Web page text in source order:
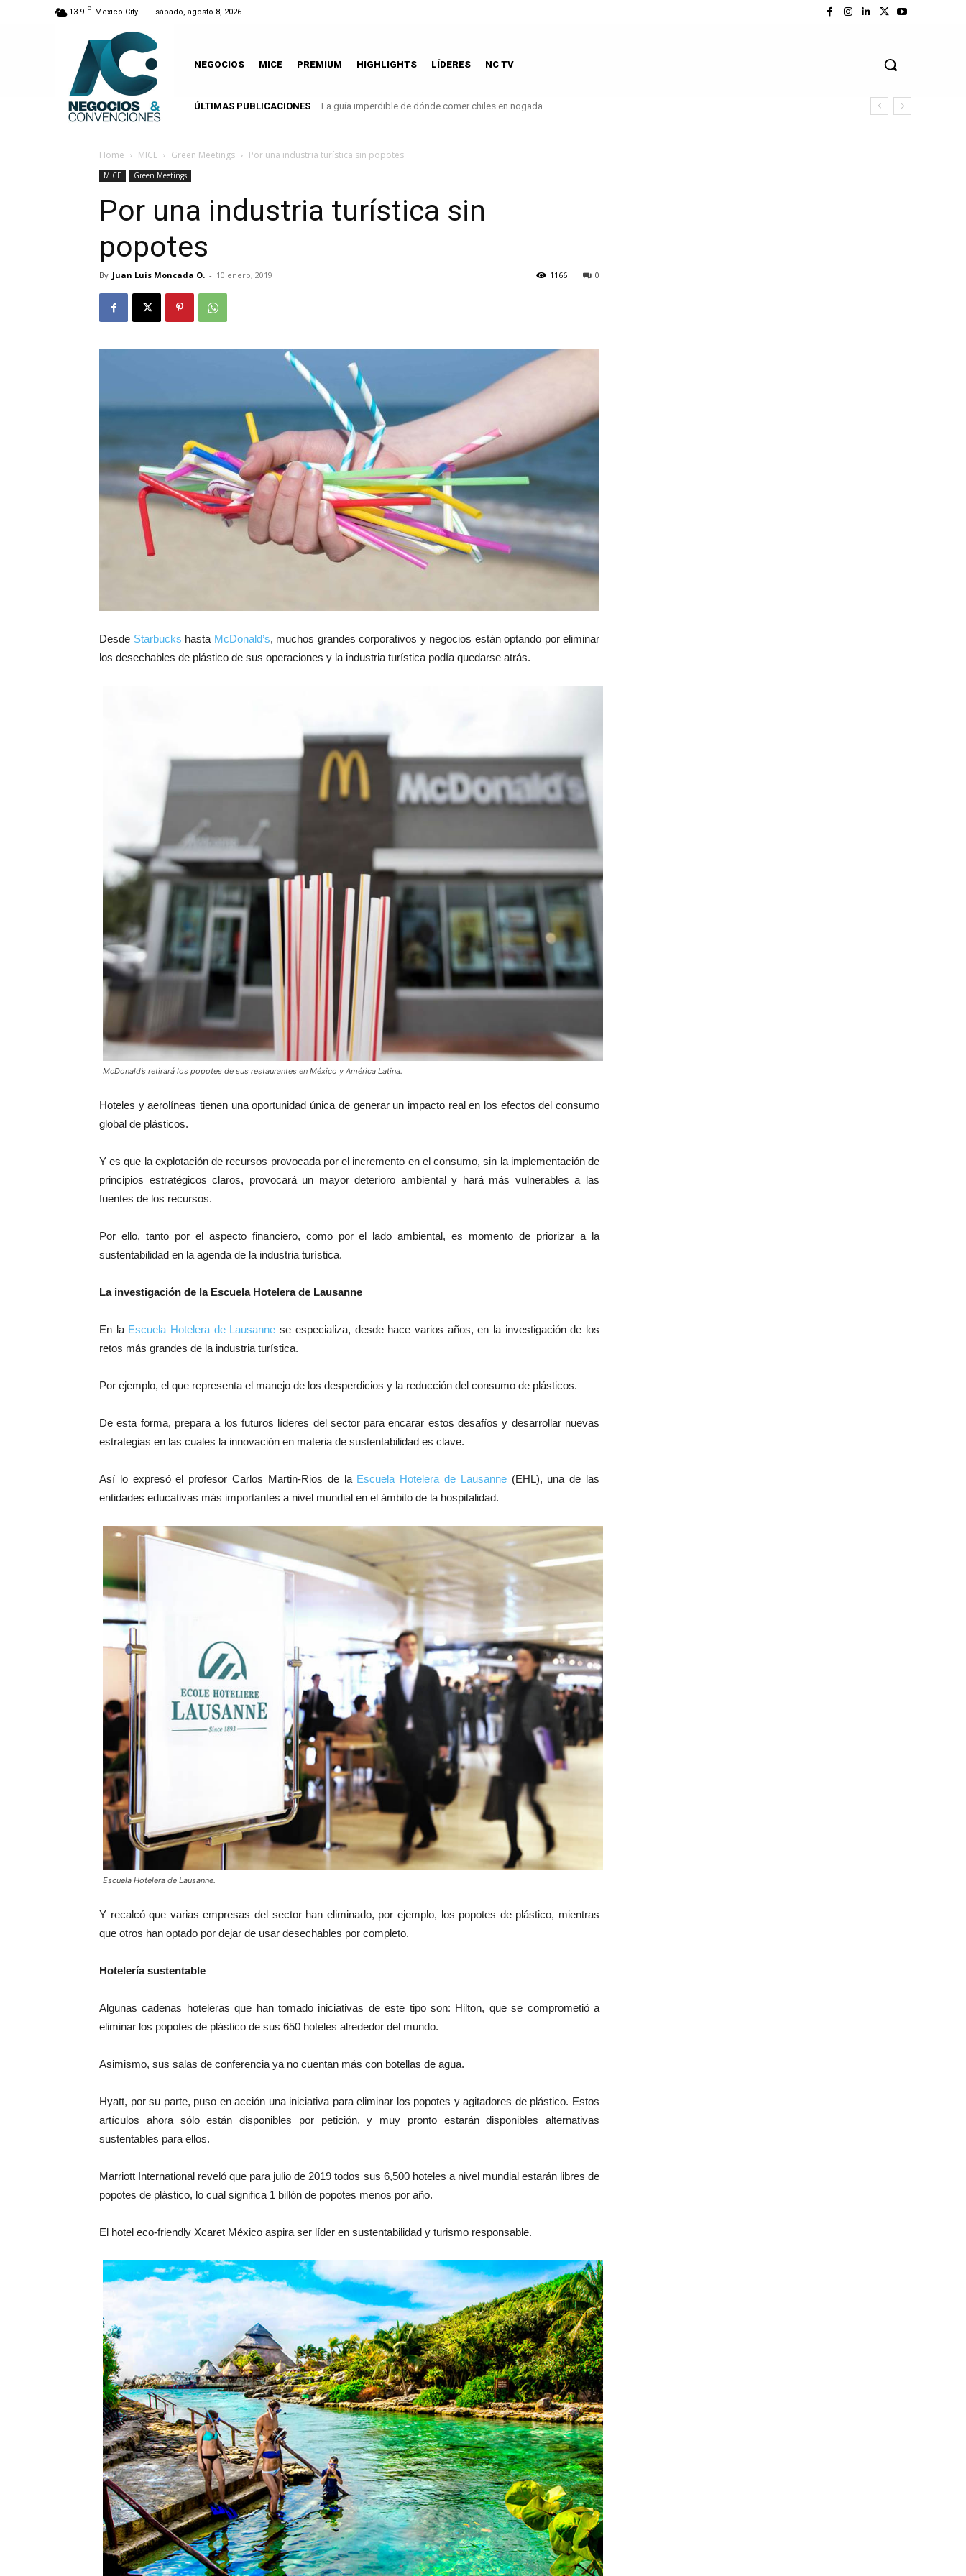
13.9 C Mexico City sábado, agosto 8, 2026
NEGOCIOS MICE PREMIUM HIGHLIGHTS LÍDERES NC TV
ÚLTIMAS PUBLICACIONES La guía imperdible de dónde comer chiles en nogada
León será sede del 1er Congreso Cinematográfico del Bajío
Home MICE Green Meetings Por una industria turística sin popotes
MICE Green Meetings
Por una industria turística sin
popotes
By Juan Luis Moncada O. - 10 enero, 2019 0
1166
Desde Starbucks hasta McDonald’s, muchos grandes corporativos y negocios están optando por eliminar
los desechables de plástico de sus operaciones y la industria turística podía quedarse atrás.
McDonald’s retirará los popotes de sus restaurantes en México y América Latina.
Hoteles y aerolíneas tienen una oportunidad única de generar un impacto real en los efectos del consumo
global de plásticos.
Y es que la explotación de recursos provocada por el incremento en el consumo, sin la implementación de
principios estratégicos claros, provocará un mayor deterioro ambiental y hará más vulnerables a las
fuentes de los recursos.
Por ello, tanto por el aspecto financiero, como por el lado ambiental, es momento de priorizar a la
sustentabilidad en la agenda de la industria turística.
La investigación de la Escuela Hotelera de Lausanne
En la Escuela Hotelera de Lausanne se especializa, desde hace varios años, en la investigación de los
retos más grandes de la industria turística.
Por ejemplo, el que representa el manejo de los desperdicios y la reducción del consumo de plásticos.
De esta forma, prepara a los futuros líderes del sector para encarar estos desafíos y desarrollar nuevas
estrategias en las cuales la innovación en materia de sustentabilidad es clave.
Así lo expresó el profesor Carlos Martin-Rios de laEscuela Hotelera de Lausanne(EHL), una de las
entidades educativas más importantes a nivel mundial en el ámbito de la hospitalidad.
Escuela Hotelera de Lausanne.
Y recalcó que varias empresas del sector han eliminado, por ejemplo, los popotes de plástico, mientras
que otros han optado por dejar de usar desechables por completo.
Hotelería sustentable
Algunas cadenas hoteleras que han tomado iniciativas de este tipo son: Hilton, que se comprometió a
eliminar los popotes de plástico de sus 650 hoteles alrededor del mundo.
Asimismo, sus salas de conferencia ya no cuentan más con botellas de agua.
Hyatt, por su parte, puso en acción una iniciativa para eliminar los popotes y agitadores de plástico. Estos
artículos ahora sólo están disponibles por petición, y muy pronto estarán disponibles alternativas
sustentables para ellos.
Marriott International reveló que para julio de 2019 todos sus 6,500 hoteles a nivel mundial estarán libres de
popotes de plástico, lo cual significa 1 billón de popotes menos por año.
El hotel eco-friendly Xcaret México aspira ser líder en sustentabilidad y turismo responsable.